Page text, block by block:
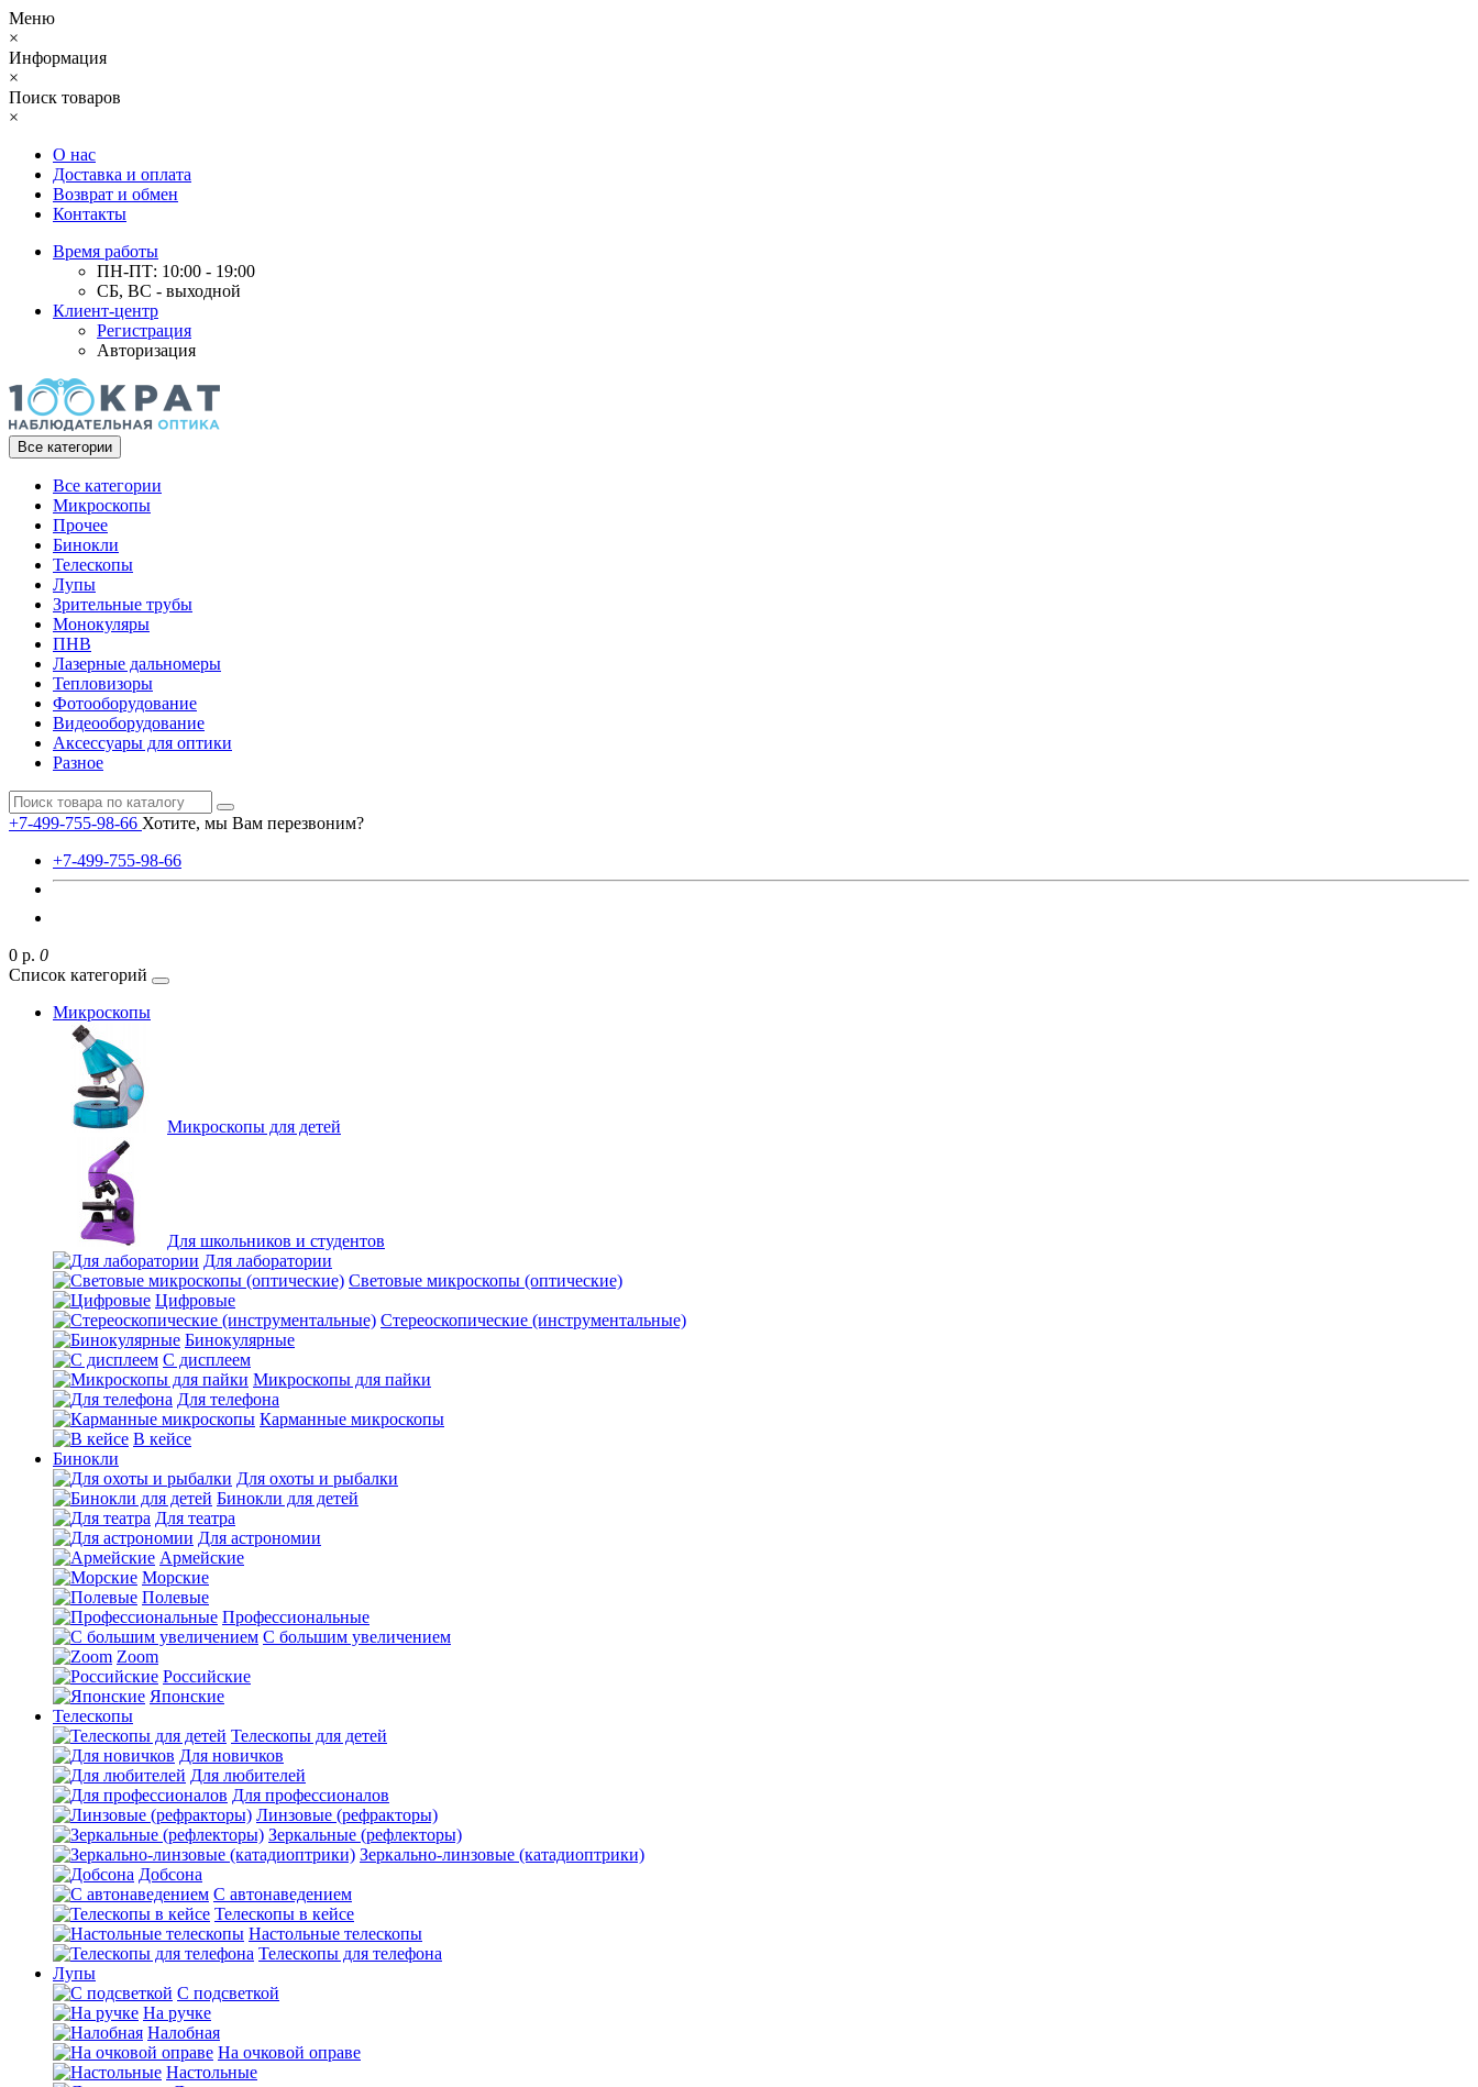
Меню
×
Информация
×
Поиск товаров
×
О нас
Доставка и оплата
Возврат и обмен
Контакты
Время работы
ПН-ПТ: 10:00 - 19:00
СБ, ВС - выходной
Клиент-центр
Регистрация
Авторизация
Все категории
Все категории
Микроскопы
Прочее
Бинокли
Телескопы
Лупы
Зрительные трубы
Монокуляры
ПНВ
Лазерные дальномеры
Тепловизоры
Фотооборудование
Видеооборудование
Аксессуары для оптики
Разное
+7-499-755-98-66 Хотите, мы Вам перезвоним?
+7-499-755-98-66
0 р. 0
Список категорий
Микроскопы
Микроскопы для детей
Для школьников и студентов
Для лаборатории
Световые микроскопы (оптические)
Цифровые
Стереоскопические (инструментальные)
Бинокулярные
С дисплеем
Микроскопы для пайки
Для телефона
Карманные микроскопы
В кейсе
Бинокли
Для охоты и рыбалки
Бинокли для детей
Для театра
Для астрономии
Армейские
Морские
Полевые
Профессиональные
С большим увеличением
Zoom
Российские
Японские
Телескопы
Телескопы для детей
Для новичков
Для любителей
Для профессионалов
Линзовые (рефракторы)
Зеркальные (рефлекторы)
Зеркально-линзовые (катадиоптрики)
Добсона
С автонаведением
Телескопы в кейсе
Настольные телескопы
Телескопы для телефона
Лупы
С подсветкой
На ручке
Налобная
На очковой оправе
Настольные